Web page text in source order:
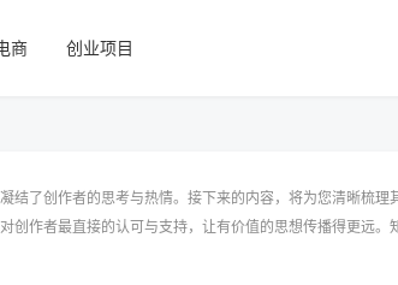
商 创业项目
结了创作者的思考与热情。接下来的内容，将为您清晰梳理
作者最直接的认可与支持，让有价值的思想传播得更远。